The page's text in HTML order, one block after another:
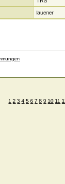
lauener
1 2 3 4 5 6 7 8 9 10 11